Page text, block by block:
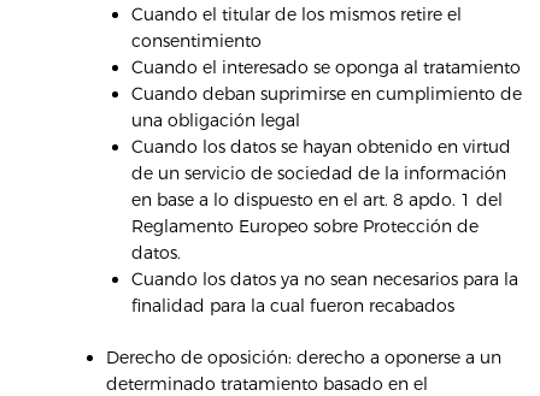
Cuando el titular de los mismos retire el
consentimiento
Cuando el interesado se oponga al tratamiento
Cuando deban suprimirse en cumplimiento de
una obligación legal
Cuando los datos se hayan obtenido en virtud
de un servicio de sociedad de la información
en base a lo dispuesto en el art. 8 apdo. 1 del
Reglamento Europeo sobre Protección de
datos.
Cuando los datos ya no sean necesarios para la
finalidad para la cual fueron recabados
Derecho de oposición: derecho a oponerse a un
determinado tratamiento basado en el